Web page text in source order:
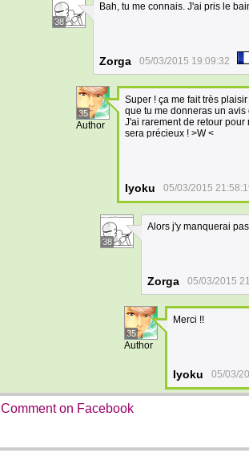
38
Bah, tu me connais. J'ai pris le
Zorga 05/03/2015 19:09:32
35
Author
Super ! ça me fait très
que tu me donneras un
J'ai rarement de retour
sera précieux ! >W <
Iyoku 05/03/2015
38
Alors j'y manquerai
Zorga 05/03/2015
35
Author
Merci !!
Iyoku 05/03/
Comment on Facebook